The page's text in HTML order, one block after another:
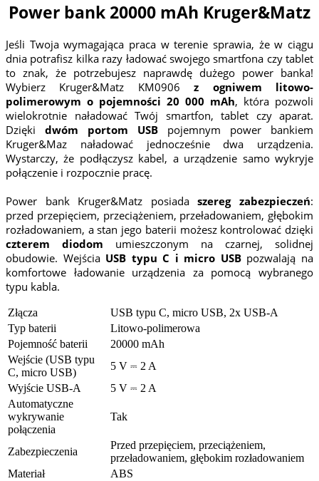
Power bank 20000 mAh Kruger&Matz
Jeśli Twoja wymagająca praca w terenie sprawia, że w ciągu
dnia potrafisz kilka razy ładować swojego smartfona czy tablet
to znak, że potrzebujesz naprawdę dużego power banka!
Wybierz Kruger&Matz KM0906z ogniwem litowo-
polimerowym o pojemności 20 000 mAh, która pozwoli
wielokrotnie naładować Twój smartfon, tablet czy aparat.
Dzięki dwóm portom USB pojemnym power bankiem
Kruger&Maz naładować jednocześnie dwa urządzenia.
Wystarczy, że podłączysz kabel, a urządzenie samo wykryje
połączenie i rozpocznie pracę.
Power bank Kruger&Matz posiadaszereg zabezpieczeń:
przed przepięciem, przeciążeniem, przeładowaniem, głębokim
rozładowaniem, a stan jego baterii możesz kontrolować dzięki
czterem diodom umieszczonym na czarnej, solidnej
obudowie. Wejścia USB typu C i micro USBpozwalają na
komfortowe ładowanie urządzenia za pomocą wybranego
typu kabla.
Złącza
USB typu C, micro USB, 2x USB-A
Typ baterii
Litowo-polimerowa
Pojemność baterii
20000 mAh
Wejście (USB typu
C, micro USB)
5 V ⎓ 2 A
Wyjście USB-A
5 V ⎓ 2 A
Automatyczne
wykrywanie
połączenia
Tak
Zabezpieczenia
Przed przepięciem, przeciążeniem,
przeładowaniem, głębokim rozładowaniem
Materiał
ABS